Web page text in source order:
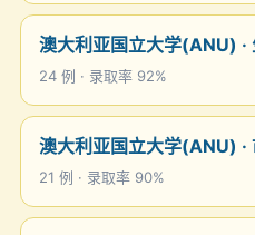
澳大利亚国立大学(ANU) ·
24 例 · 录取率 92%
澳大利亚国立大学(ANU) ·
21 例 · 录取率 90%